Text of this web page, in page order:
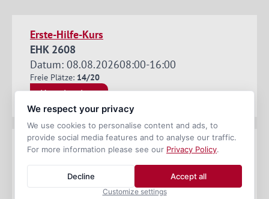
Erste-Hilfe-Kurs
EHK 2608
Datum: 08.08.202608:00-16:00
Freie Plätze: 14/20
Kurs buchen
ADR-Basiskurs Stück und Schüttgut
ADR Basis 2608
Datum: 17.08.2026
16:00
Freie Plätze:22/25
We respect your privacy
We use cookies to personalise content and ads, to
provide social media features and to analyse our traffic.
For more information please see our Privacy Policy.
Accept all
Decline
Customize settings